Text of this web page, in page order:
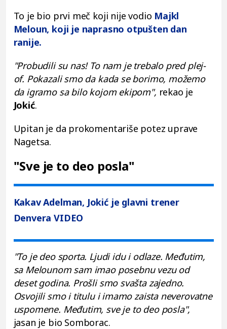
To je bio prvi meč koji nije vodio Majkl
Meloun, koji je naprasno otpušten dan
ranije.
"Probudili su nas! To nam je trebalo pred plej-
of. Pokazali smo da kada se borimo, možemo
da igramo sa bilo kojom ekipom", rekao je
Jokić.
Upitan je da prokomentariše potez uprave
Nagetsa.
"Sve je to deo posla"
Kakav Adelman, Jokić je glavni trener
Denvera VIDEO
"To je deo sporta. Ljudi idu i odlaze. Međutim,
sa Melounom sam imao posebnu vezu od
deset godina. Prošli smo svašta zajedno.
Osvojili smo i titulu i imamo zaista neverovatne
uspomene. Međutim, sve je to deo posla",
jasan je bio Somborac.